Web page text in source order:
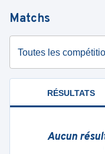
Matchs
Toutes les
RÉSULTATS
Aucun